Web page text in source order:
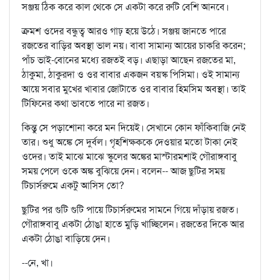
সঞ্জয় ঠিক করে কাল থেকে সে একটা করে রুটি বেশি আনবে।
ক্রমশ ওদের বন্ধুত্ব আরও গাঢ় হয়ে উঠে। সঞ্জয় জানতে পারে
রজতের বাড়ির অবস্থা ভাল নয়। বাবা সামান্য আয়ের চাকরি করেন;
পাঁচ ভাই-বোনের মধ্যে রজতই বড়। এছাড়া আছেন রজতের মা,
ঠাকুমা, ঠাকুরদা ও ওর বাবার একজন বয়স্ক পিসিমা। ওই সামান্য
আয়ে সবার মুখের খাবার জোটাতে ওর বাবার হিমসিম অবস্থা। তাই
টিফিনের কথা ভাবতে পারে না রজত।
কিন্তু সে পড়াশোনা করে মন দিয়েই। সেখানে কোন ফাঁকিবাজি নেই
তার। শুধু অঙ্কে সে দুর্বল। গৃহশিক্ষককে দেওয়ার মতো টাকা নেই
ওদের। তাই মাঝে মাঝে স্কুলের অঙ্কের মাস্টারমশাই গৌরাঙ্গবাবু
সময় পেলে ওকে অঙ্ক বুঝিয়ে দেন। বলেন-- আজ ছুটির সময়
টিচার্সরুমে একটু আসিস তো?
ছুটির পর গুটি গুটি পায়ে টিচার্সরুমের সামনে গিয়ে দাঁড়ায় রজত।
গৌরাঙ্গবাবু একটা ঠোঙা হাতে মুড়ি খাচ্ছিলেন। রজতের দিকে আর
একটা ঠোঙা বাড়িয়ে দেন।
--নে, খা।